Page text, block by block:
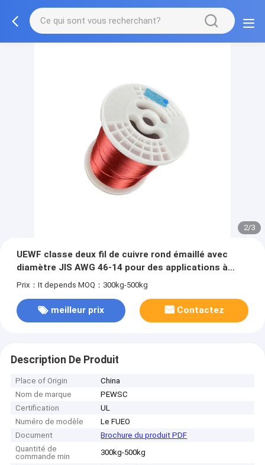
2/3
UEWF classe deux fil de cuivre rond émaillé avec
diamètre JIS AWG 46-14 pour des applications à
haute soudabilité thermique
Prix：It depends MOQ：300kg-500kg
meilleur prix Contactez
Description De Produit
Place of Origin
China
Nom de marque
PEWSC
Certification
UL
Numéro de modèle
Le FUEO
Document
Brochure du produit PDF
Quantité de
commande min
300kg-500kg